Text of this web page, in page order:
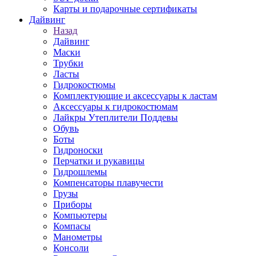
Карты и подарочные сертификаты
Дайвинг
Назад
Дайвинг
Маски
Трубки
Ласты
Гидрокостюмы
Комплектующие и аксессуары к ластам
Аксессуары к гидрокостюмам
Лайкры Утеплители Поддевы
Обувь
Боты
Гидроноски
Перчатки и рукавицы
Гидрошлемы
Компенсаторы плавучести
Грузы
Приборы
Компьютеры
Компасы
Манометры
Консоли